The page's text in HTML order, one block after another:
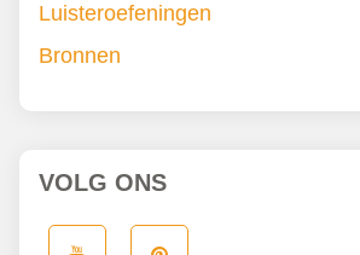
Luisteroefeningen
Bronnen
VOLG ONS